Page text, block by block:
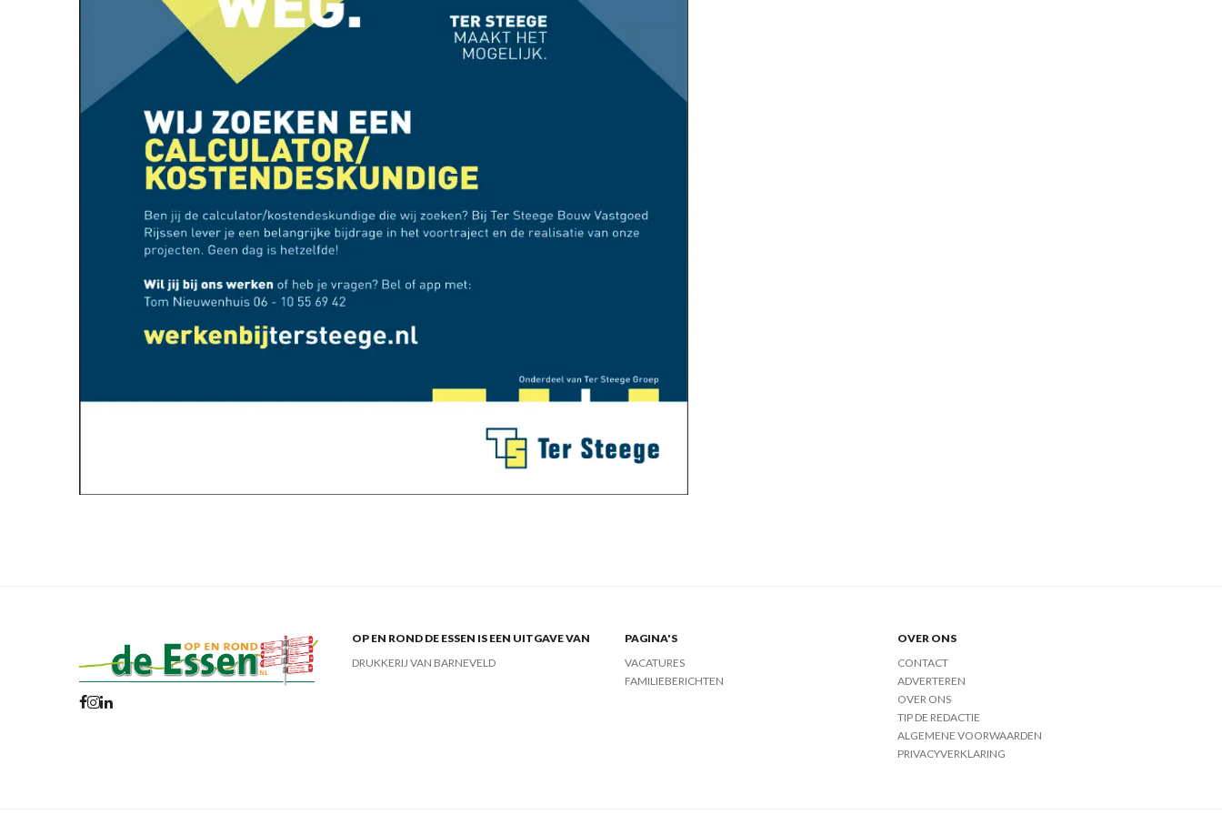
OP EN ROND DE ESSEN IS EEN UITGAVE VAN
DRUKKERIJ VAN BARNEVELD
PAGINA'S
VACATURES
FAMILIEBERICHTEN
OVER ONS
CONTACT
ADVERTEREN
OVER ONS
TIP DE REDACTIE
ALGEMENE VOORWAARDEN
PRIVACYVERKLARING